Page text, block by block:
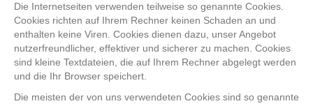
Die Internetseiten verwenden teilweise so genannte Cookies.
Cookies richten auf Ihrem Rechner keinen Schaden an und
enthalten keine Viren. Cookies dienen dazu, unser Angebot
nutzerfreundlicher, effektiver und sicherer zu machen. Cookies
sind kleine Textdateien, die auf Ihrem Rechner abgelegt werden
und die Ihr Browser speichert.
Die meisten der von uns verwendeten Cookies sind so genannte